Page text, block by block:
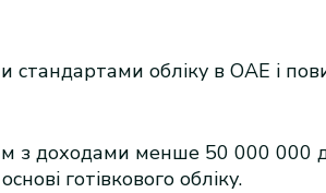
стандартами обліку в ОАЕ і
з доходами менше 50 000 000
готівкового обліку.